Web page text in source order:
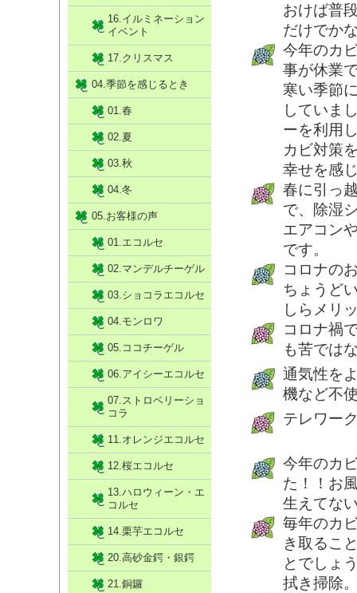
おけば普
だけでか
今年のカ
事が休業
寒い季節
していま
ーを利用
カビ対策
幸せを感
春に引っ
で、除湿
エアコン
です。
コロナの
ちょうど
しらメリ
コロナ禍
も苦では
通気性を
機など不
テレワー
今年のカ
た！！お
生えてな
毎年のカ
き取るこ
とでしょ
拭き掃除
16.イルミネーション
イベント
17.クリスマス
04.季節を感じるとき
01.春
02.夏
03.秋
04.冬
05.お客様の声
01.エコルセ
02.マンデルチーゲル
03.ショコラエコルセ
04.モンロワ
05.ココチーゲル
06.アイシーエコルセ
07.ストロベリーショ
コラ
11.オレンジエコルセ
12.桜エコルセ
13.ハロウィーン・エ
コルセ
14.栗芋エコルセ
20.高砂金鍔・銀鍔
21.銅鑼